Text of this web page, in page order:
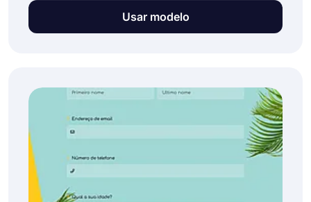
apresentação em um seminário ou organizou
uma. Adicione o nome do apresentador, áreas
necessidades. Você pode criar o seu usando
hoje o modelo de formulário de feedback de
apresentação gratuito do forms.app.
Usar modelo